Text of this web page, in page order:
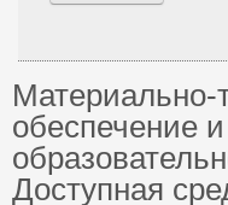
Материально-
обеспечение
Доступная